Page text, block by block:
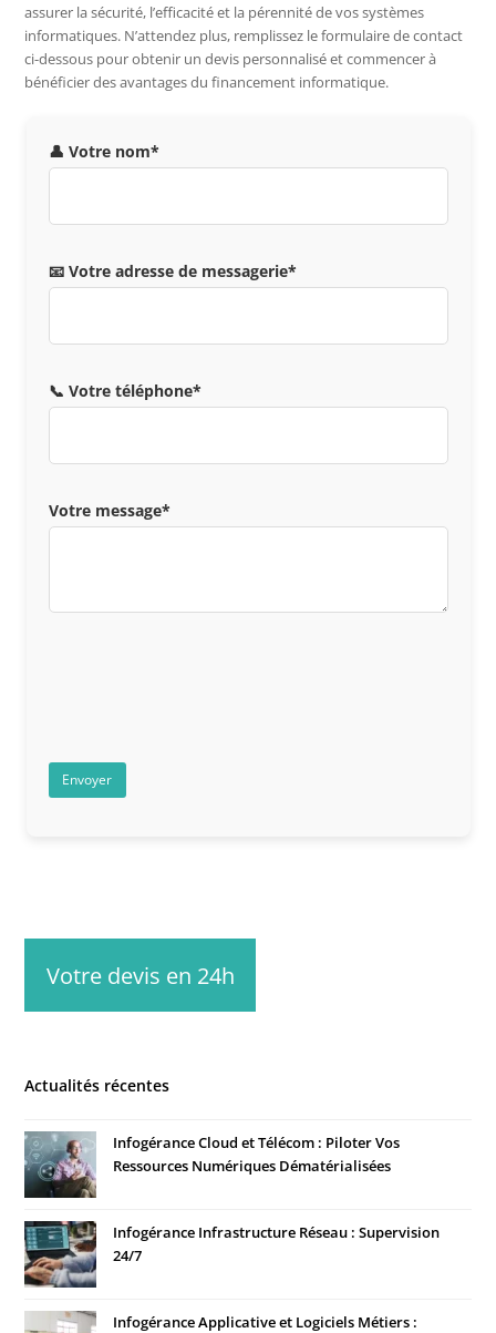
assurer la sécurité, l’efficacité et la pérennité de vos systèmes
informatiques. N’attendez plus, remplissez le formulaire de contact
ci-dessous pour obtenir un devis personnalisé et commencer à
bénéficier des avantages du financement informatique.
👤 Votre nom*
📧 Votre adresse de messagerie*
📞 Votre téléphone*
Votre message*
Votre devis en 24h
Actualités récentes
Infogérance Cloud et Télécom : Piloter Vos
Ressources Numériques Dématérialisées
Infogérance Infrastructure Réseau : Supervision
24/7
Infogérance Applicative et Logiciels Métiers :